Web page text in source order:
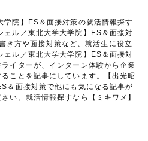
学院】ES＆面接対策の就活情報探す
ェル／東北大学大学院】ES＆面接対
き方や面接対策など、就活生に役立
ェル／東北大学大学院】ES＆面接対
イターが、インターン体験から企業
ことを記事にしています。【出光昭
＆面接対策で他にも気になる記事が
い。就活情報探すなら【ミキワメ】